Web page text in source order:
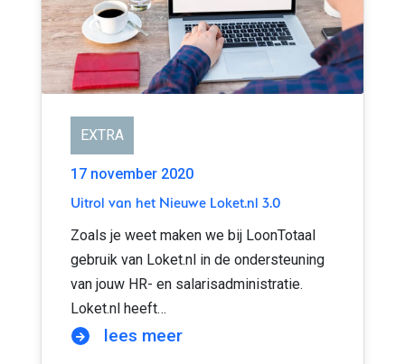
EXTRA
17 november 2020
Uitrol van het Nieuwe Loket.nl 3.0
Zoals je weet maken we bij LoonTotaal
gebruik van Loket.nl in de ondersteuning
van jouw HR- en salarisadministratie.
Loket.nl heeft…
lees meer